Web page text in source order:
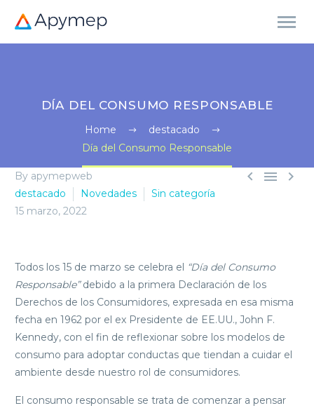
DÍA DEL CONSUMO RESPONSABLE
Home
destacado
Día del Consumo Responsable
  
By apymepweb
destacado
Novedades
Sin categoría
15 marzo, 2022
Todos los 15 de marzo se celebra el “Día del Consumo
Responsable”debido a la primera Declaración de los
Derechos de los Consumidores, expresada en esa misma
fecha en 1962 por el ex Presidente de EE.UU., John F.
Kennedy, con el fin de reflexionar sobre los modelos de
consumo para adoptar conductas que tiendan a cuidar el
ambiente desde nuestro rol de consumidores.
El consumo responsable se trata de comenzar a pensar